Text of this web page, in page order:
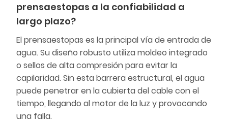
prensaestopas a la confiabilidad a
largo plazo?
El prensaestopas es la principal vía de entrada de
agua. Su diseño robusto utiliza moldeo integrado
o sellos de alta compresión para evitar la
capilaridad. Sin esta barrera estructural, el agua
puede penetrar en la cubierta del cable con el
tiempo, llegando al motor de la luz y provocando
una falla.